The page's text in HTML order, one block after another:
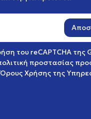
του reCAPTCHA της
προστασίας
Όρους Χρήσης της